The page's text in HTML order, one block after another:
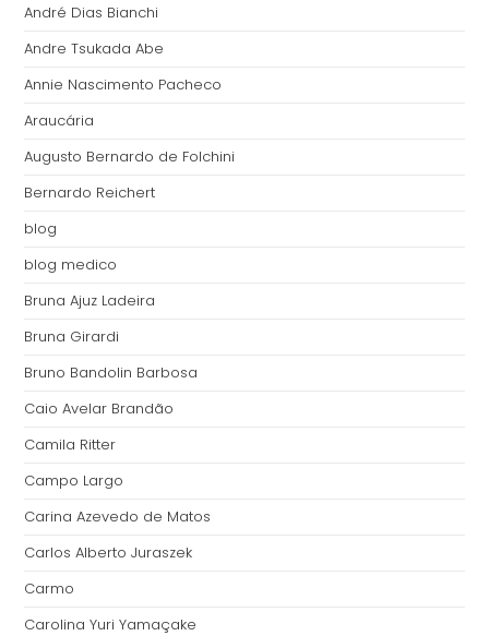
André Dias Bianchi
Andre Tsukada Abe
Annie Nascimento Pacheco
Araucária
Augusto Bernardo de Folchini
Bernardo Reichert
blog
blog medico
Bruna Ajuz Ladeira
Bruna Girardi
Bruno Bandolin Barbosa
Caio Avelar Brandão
Camila Ritter
Campo Largo
Carina Azevedo de Matos
Carlos Alberto Juraszek
Carmo
Carolina Yuri Yamaçake